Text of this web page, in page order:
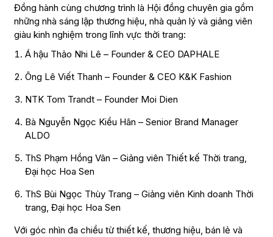
Đồng hành cùng chương trình là Hội đồng chuyên gia gồm
những nhà sáng lập thương hiệu, nhà quản lý và giảng viên
giàu kinh nghiệm trong lĩnh vực thời trang:
Á hậu Thảo Nhi Lê – Founder & CEO DAPHALE
Ông Lê Viết Thanh – Founder & CEO K&K Fashion
NTK Tom Trandt – Founder Moi Dien
Bà Nguyễn Ngọc Kiều Hân – Senior Brand Manager
ALDO
ThS Phạm Hồng Vân – Giảng viên Thiết kế Thời trang,
Đại học Hoa Sen
ThS Bùi Ngọc Thùy Trang – Giảng viên Kinh doanh Thời
trang, Đại học Hoa Sen
Với góc nhìn đa chiều từ thiết kế, thương hiệu, bán lẻ và